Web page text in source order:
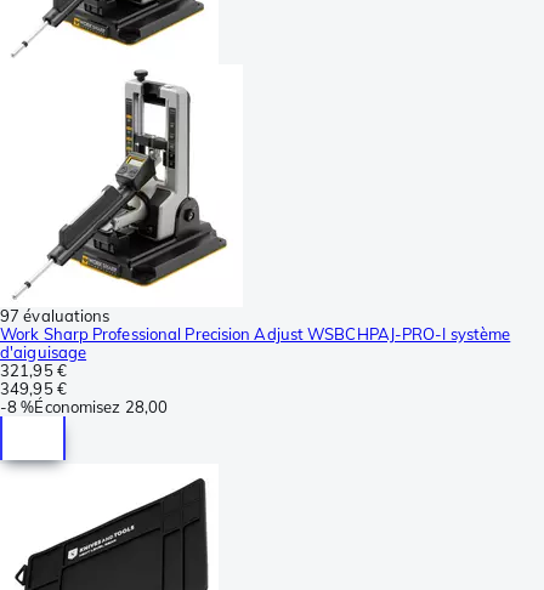
97 évaluations
Work Sharp Professional Precision Adjust WSBCHPAJ-PRO-I système
d'aiguisage
321,95 €
349,95 €
-8 %Économisez 28,00